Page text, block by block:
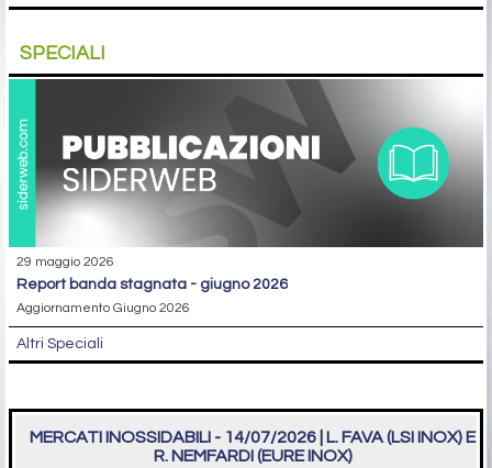
SPECIALI
29 maggio 2026
report banda stagnata - giugno 2026
Aggiornamento Giugno 2026
Altri Speciali
MERCATI INOSSIDABILI - 14/07/2026 | L. FAVA (LSI INOX) E
R. NEMFARDI (EURE INOX)